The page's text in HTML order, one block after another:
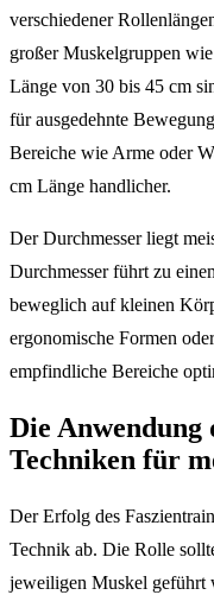
verschiedener
großer Muskelgruppen
Länge von 30 bis 45 cm
für ausgedehnte
Bereiche wie Arme oder
cm Länge handlicher.
Der Durchmesser liegt
Durchmesser führt zu
beweglich auf kleinen
ergonomische Formen
empfindliche Bereiche
Die Anwendung
Techniken für
Der Erfolg des
Technik ab. Die Rolle
jeweiligen Muskel geführt